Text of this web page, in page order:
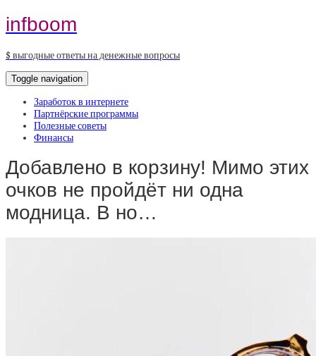
infboom
$ выгодные ответы на денежные вопросы
Toggle navigation
Заработок в интернете
Партнёрские программы
Полезные советы
Финансы
Добавлено в корзину! Мимо этих
очков не пройдёт ни одна
модница. В но…